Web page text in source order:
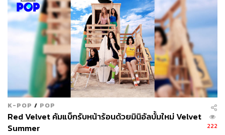
K-POP / POP
Red Velvet คัมแบ็กรับหน้าร้อนด้วยมินิอัลบั้มใหม่ Velvet
Summer
222